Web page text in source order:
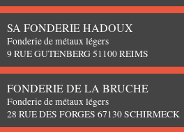
SA FONDERIE HADOUX
Fonderie de métaux légers
9 RUE GUTENBERG 51100 REIMS
FONDERIE DE LA BRUCHE
Fonderie de métaux légers
28 RUE DES FORGES 67130 SCHIRMECK